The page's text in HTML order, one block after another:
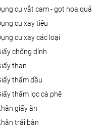
dụng cụ vắt cam - gọt hoa quả
dụng cụ xay tiêu
dụng cụ xay các loại
giấy chống dính
giấy than
giấy thấm dầu
giấy thấm lọc cà phê
khăn giấy ăn
khăn trải bàn